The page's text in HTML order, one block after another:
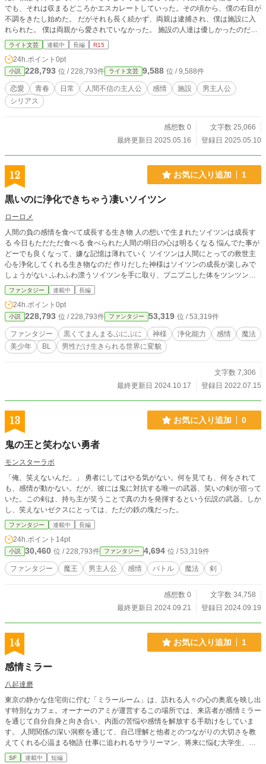
でも、それは収まるどころかエスカレートしていった。その頃から、僕の右目が
不調をきたし始めた。 だがそれも長く続かず、両親は逮捕され、僕は施設に入
れられた。 僕は両親から愛されていなかった。 施設の人達は優しかったのだろ
う。でも、僕の右目にはそう映らなかった。 だから僕は、人を信じられなくな
ってしまった。信じることに恐怖してしまったのだ。 誰か、それが嘘でもい
い。僕の目を、騙し続けてくれるような人は…
ライト文芸 連載中 長編 R15
24h.ポイント 0pt
小説 228,793 位 / 228,793件 ライト文芸 9,588 位 / 9,588件
恋愛 青春 日常 人間不信の主人公 感情 施設
男主人公
シリアス
感想数 0
文字数 25,066
最終更新日 2025.05.16
登録日 2025.05.10
12 お気に入り追加 1
黒いのに浄化できちゃう凄いソイツン
ローロメ
人間の負の感情を食べて成長する生き物 人の想いで生まれたソイツンは成長す
る 今日もただただ食べる 食べられた人間の明日の心は明るくなる 悩んでた事が
どーでも良くなって、嫌な記憶は薄れていく ソイツンは人間にとっての救世主
心を浄化してくれる生き物なのだ 作りだした神様はソイツンの成長が楽しみで
しょうがない ふわふわ漂うソイツンを手に取り、プニプニした体をツンツンし
ながら神は言う 「早く！早く覚醒！！あの子の気持ちを食べたら成長するか
い？」 下界の様子が神様とソイツンの目の前に写しだされる 男の人が写しださ
れると、男の体から黒いもやもやがでていた 「さあ、あの人の心を食べておい
で」 神様がそう呟くと、ソイツンの体が透けた 男の感情の世界に旅立つソイツ
ン 「いってらっしゃい」 ソイツンの成長物語
ファンタジー 連載中 長編
24h.ポイント 0pt
小説 228,793 位 / 228,793件 ファンタジー 53,319 位 / 53,319件
ファンタジー 黒くてまんまるぷにぷに 神様 浄化能力 感情
魔法
美少年
BL 男性だけ生きられる世界に変貌
文字数 7,306
最終更新日 2024.10.17
登録日 2022.07.15
13 お気に入り追加 0
鬼の王と笑わない勇者
モンスターラボ
「俺、笑えないんだ。」 勇者にしてはやる気がない。何を見ても、何をされて
も、感情が動かない。だが、彼には鬼に対抗する唯一の武器、笑いの剣が宿って
いた。この剣は、持ち主が笑うことで真の力を発揮するという伝説の武器。しか
し、笑えないゼクスにとっては、ただの鉄の塊だった。
ファンタジー 連載中 長編
24h.ポイント 14pt
小説 30,460 位 / 228,793件 ファンタジー 4,694 位 / 53,319件
ファンタジー 魔王 男主人公 感情 バトル 魔法 剣
感想数 0
文字数 34,758
最終更新日 2024.09.21
登録日 2024.09.19
14 お気に入り追加 1
感情ミラー
八起達磨
東京の静かな住宅街に佇む「ミラールーム」は、訪れる人々の心の奥底を映し出
す特別なカフェ。オーナーのアミが運営するこの場所では、来店者が感情ミラー
を通じて自分自身と向き合い、内面の苦悩や感情を解放する手助けをしていま
す。 人間関係の深い洞察を通じて、自己理解と他者とのつながりの大切さを教
えてくれる心温まる物語 仕事に追われるサラリーマン、将来に悩む大学生、末
期ガンの旦那を支える妻など、 感情ミラーを通じて心の傷と向き合い、癒しと
SF 連載中 短編